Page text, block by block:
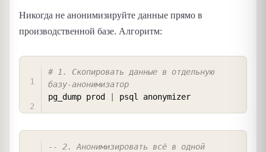
Никогда не анонимизируйте данные прямо в
производственной базе. Алгоритм:
# 1. Скопировать данные в отдельную
базу-анонимизатор
pg_dump prod
-- 2. Анонимизировать всё в одной